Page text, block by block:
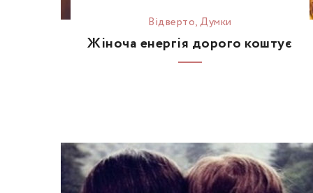
Відвертo,Думки
Жіноча енергія дорого коштує